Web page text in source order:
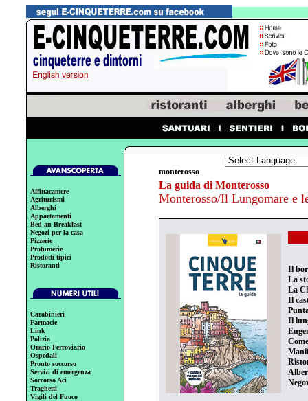
Affittacamere
Agriturismi
Alberghi
Appartamenti
Bed an Breakfast
Negozi per la casa
Pizzerie
Profumerie
Prodotti tipici
Ristoranti
Carabinieri
Farmacie
Link
Polizia
Orario Ferroviario
Ospedali
Pronto soccorso
Servizi di emergenza
Soccorso Aci
Traghetti
Vigili del Fuoco
monterosso
La guida di Monterosso
Monterosso/Il Lungomare e
Il
La
La
Il
Il